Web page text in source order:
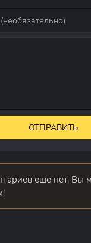
ОТПРАВИТЬ
еще нет. Вы